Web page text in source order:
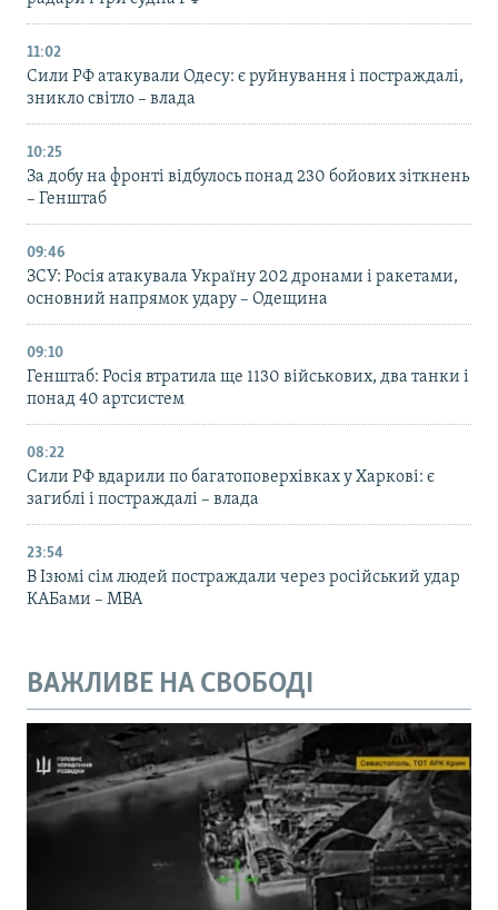
11:02
Сили РФ атакували Одесу: є руйнування і постраждалі,
зникло світло – влада
10:25
За добу на фронті відбулось понад 230 бойових зіткнень
– Генштаб
09:46
ЗСУ: Росія атакувала Україну 202 дронами і ракетами,
основний напрямок удару – Одещина
09:10
Генштаб: Росія втратила ще 1130 військових, два танки і
понад 40 артсистем
08:22
Сили РФ вдарили по багатоповерхівках у Харкові: є
загиблі і постраждалі – влада
23:54
В Ізюмі сім людей постраждали через російський удар
КАБами – МВА
ВАЖЛИВЕ НА СВОБОДІ